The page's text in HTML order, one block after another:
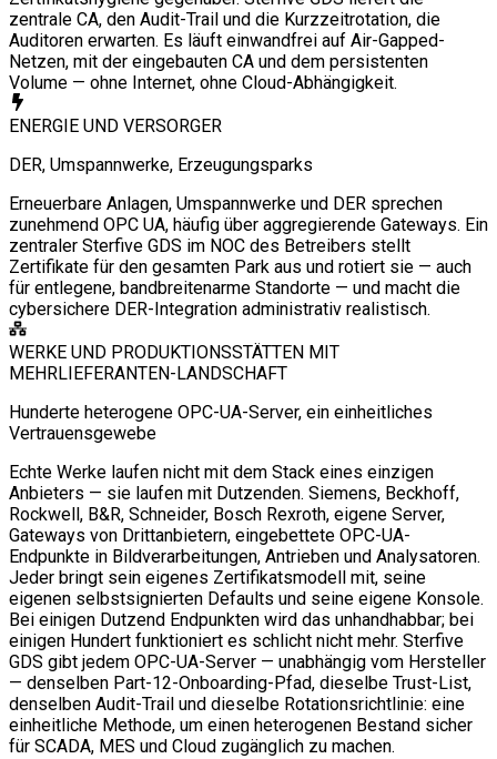
zentrale CA, den Audit-Trail und die Kurzzeitrotation, die
Auditoren erwarten. Es läuft einwandfrei auf Air-Gapped-
Netzen, mit der eingebauten CA und dem persistenten
Volume — ohne Internet, ohne Cloud-Abhängigkeit.
ENERGIE UND VERSORGER
DER, Umspannwerke, Erzeugungsparks
Erneuerbare Anlagen, Umspannwerke und DER sprechen
zunehmend OPC UA, häufig über aggregierende Gateways. Ein
zentraler Sterfive GDS im NOC des Betreibers stellt
Zertifikate für den gesamten Park aus und rotiert sie — auch
für entlegene, bandbreitenarme Standorte — und macht die
cybersichere DER-Integration administrativ realistisch.
WERKE UND PRODUKTIONSSTÄTTEN MIT
MEHRLIEFERANTEN-LANDSCHAFT
Hunderte heterogene OPC-UA-Server, ein einheitliches
Vertrauensgewebe
Echte Werke laufen nicht mit dem Stack eines einzigen
Anbieters — sie laufen mit Dutzenden. Siemens, Beckhoff,
Rockwell, B&R, Schneider, Bosch Rexroth, eigene Server,
Gateways von Drittanbietern, eingebettete OPC-UA-
Endpunkte in Bildverarbeitungen, Antrieben und Analysatoren.
Jeder bringt sein eigenes Zertifikatsmodell mit, seine
eigenen selbstsignierten Defaults und seine eigene Konsole.
Bei einigen Dutzend Endpunkten wird das unhandhabbar; bei
einigen Hundert funktioniert es schlicht nicht mehr. Sterfive
GDS gibt jedem OPC-UA-Server — unabhängig vom Hersteller
— denselben Part-12-Onboarding-Pfad, dieselbe Trust-List,
denselben Audit-Trail und dieselbe Rotationsrichtlinie: eine
einheitliche Methode, um einen heterogenen Bestand sicher
für SCADA, MES und Cloud zugänglich zu machen.